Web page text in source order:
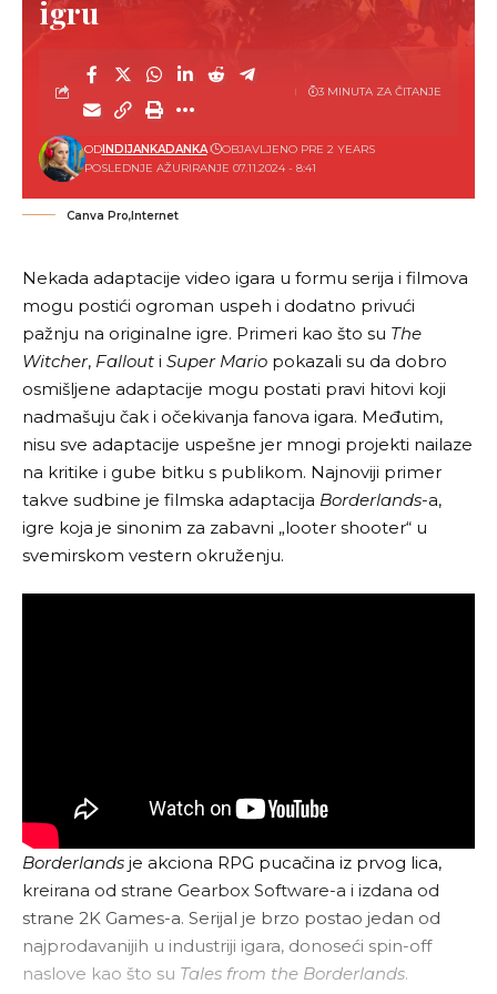
igru
POSLEDNJE AŽURIRANJE 07.11.2024 - 8:41
ODINDIJANKADANKA OBJAVLJENO PRE 2 YEARS
3 MINUTA ZA ČITANJE
Canva Pro,Internet
Nekada adaptacije video igara u formu serija i filmova
mogu postići ogroman uspeh i dodatno privući
pažnju na originalne igre. Primeri kao što su The
Witcher, Fallout i Super Mario pokazali su da dobro
osmišljene adaptacije mogu postati pravi hitovi koji
nadmašuju čak i očekivanja fanova igara. Međutim,
nisu sve adaptacije uspešne jer mnogi projekti nailaze
na kritike i gube bitku s publikom. Najnoviji primer
takve sudbine je filmska adaptacija Borderlands-a,
igre koja je sinonim za zabavni „looter shooter“ u
svemirskom vestern okruženju.
Borderlands je akciona RPG pucačina iz prvog lica,
kreirana od strane Gearbox Software-a i izdana od
strane 2K Games-a. Serijal je brzo postao jedan od
najprodavanijih u industriji igara, donoseći spin-off
naslove kao što su Tales from the Borderlands.